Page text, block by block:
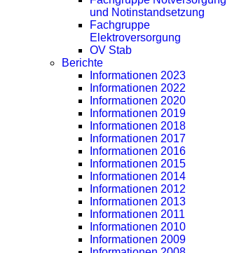
und Notinstandsetzung
Fachgruppe
Elektroversorgung
OV Stab
Berichte
Informationen 2023
Informationen 2022
Informationen 2020
Informationen 2019
Informationen 2018
Informationen 2017
Informationen 2016
Informationen 2015
Informationen 2014
Informationen 2012
Informationen 2013
Informationen 2011
Informationen 2010
Informationen 2009